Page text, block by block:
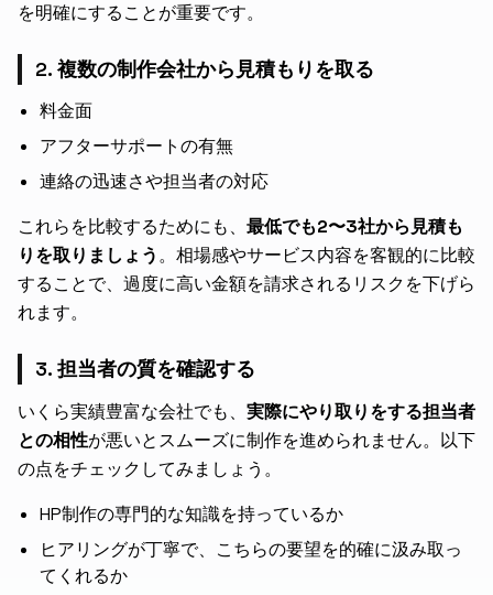
を明確にすることが重要です。
2. 複数の制作会社から見積もりを取る
料金面
アフターサポートの有無
連絡の迅速さや担当者の対応
これらを比較するためにも、 最低でも2〜3社から見積も
りを取りましょう。相場感やサービス内容を客観的に比較
することで、過度に高い金額を請求されるリスクを下げら
れます。
3. 担当者の質を確認する
いくら実績豊富な会社でも、 実際にやり取りをする担当者
との相性が悪いとスムーズに制作を進められません。以下
の点をチェックしてみましょう。
HP制作の専門的な知識を持っているか
ヒアリングが丁寧で、こちらの要望を的確に汲み取っ
てくれるか